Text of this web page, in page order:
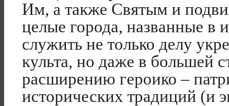
Им, а также Святым и
целые города, названные в
служить не только делу
культа, но даже в большей
расширению героико –
исторических традиций (и